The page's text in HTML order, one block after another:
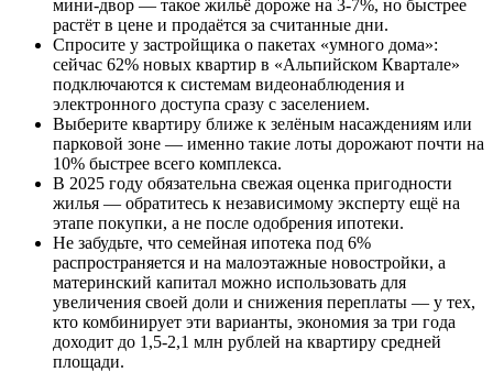
мини-двор — такое жильё дороже на 3-7%, но быстрее
растёт в цене и продаётся за считанные дни.
Спросите у застройщика о пакетах «умного дома»:
сейчас 62% новых квартир в «Альпийском Квартале»
подключаются к системам видеонаблюдения и
электронного доступа сразу с заселением.
Выберите квартиру ближе к зелёным насаждениям или
парковой зоне — именно такие лоты дорожают почти на
10% быстрее всего комплекса.
В 2025 году обязательна свежая оценка пригодности
жилья — обратитесь к независимому эксперту ещё на
этапе покупки, а не после одобрения ипотеки.
Не забудьте, что семейная ипотека под 6%
распространяется и на малоэтажные новостройки, а
материнский капитал можно использовать для
увеличения своей доли и снижения переплаты — у тех,
кто комбинирует эти варианты, экономия за три года
доходит до 1,5-2,1 млн рублей на квартиру средней
площади.